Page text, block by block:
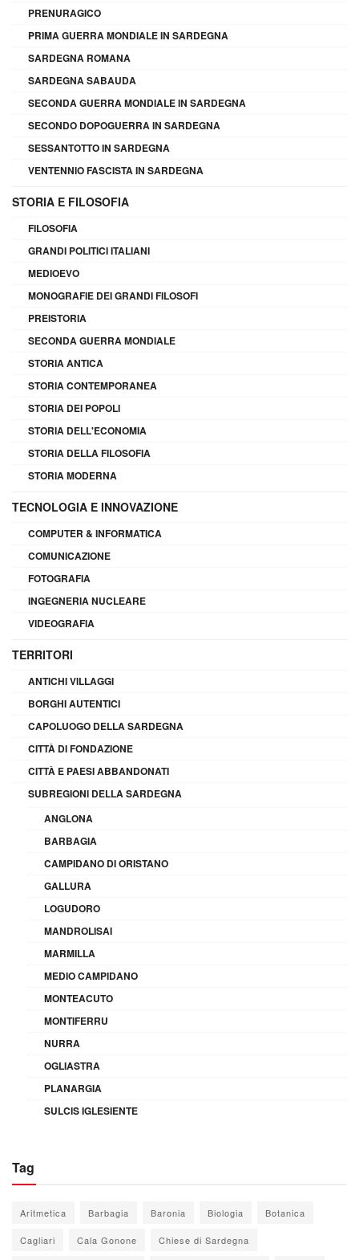
PRENURAGICO
PRIMA GUERRA MONDIALE IN SARDEGNA
SARDEGNA ROMANA
SARDEGNA SABAUDA
SECONDA GUERRA MONDIALE IN SARDEGNA
SECONDO DOPOGUERRA IN SARDEGNA
SESSANTOTTO IN SARDEGNA
VENTENNIO FASCISTA IN SARDEGNA
STORIA E FILOSOFIA
FILOSOFIA
GRANDI POLITICI ITALIANI
MEDIOEVO
MONOGRAFIE DEI GRANDI FILOSOFI
PREISTORIA
SECONDA GUERRA MONDIALE
STORIA ANTICA
STORIA CONTEMPORANEA
STORIA DEI POPOLI
STORIA DELL'ECONOMIA
STORIA DELLA FILOSOFIA
STORIA MODERNA
TECNOLOGIA E INNOVAZIONE
COMPUTER & INFORMATICA
COMUNICAZIONE
FOTOGRAFIA
INGEGNERIA NUCLEARE
VIDEOGRAFIA
TERRITORI
ANTICHI VILLAGGI
BORGHI AUTENTICI
CAPOLUOGO DELLA SARDEGNA
CITTÀ DI FONDAZIONE
CITTÀ E PAESI ABBANDONATI
SUBREGIONI DELLA SARDEGNA
ANGLONA
BARBAGIA
CAMPIDANO DI ORISTANO
GALLURA
LOGUDORO
MANDROLISAI
MARMILLA
MEDIO CAMPIDANO
MONTEACUTO
MONTIFERRU
NURRA
OGLIASTRA
PLANARGIA
SULCIS IGLESIENTE
Tag
Aritmetica Barbagia Baronia Biologia Botanica
Cagliari Cala Gonone Chiese di Sardegna